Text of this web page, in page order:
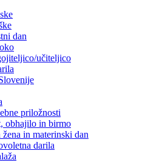
dan
učiteljico
priložnosti
obhajilo in birmo
in materinski dan
darila